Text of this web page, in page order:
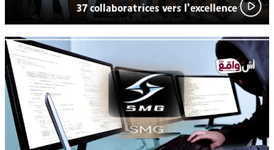
37 collaboratrices vers l’excellence